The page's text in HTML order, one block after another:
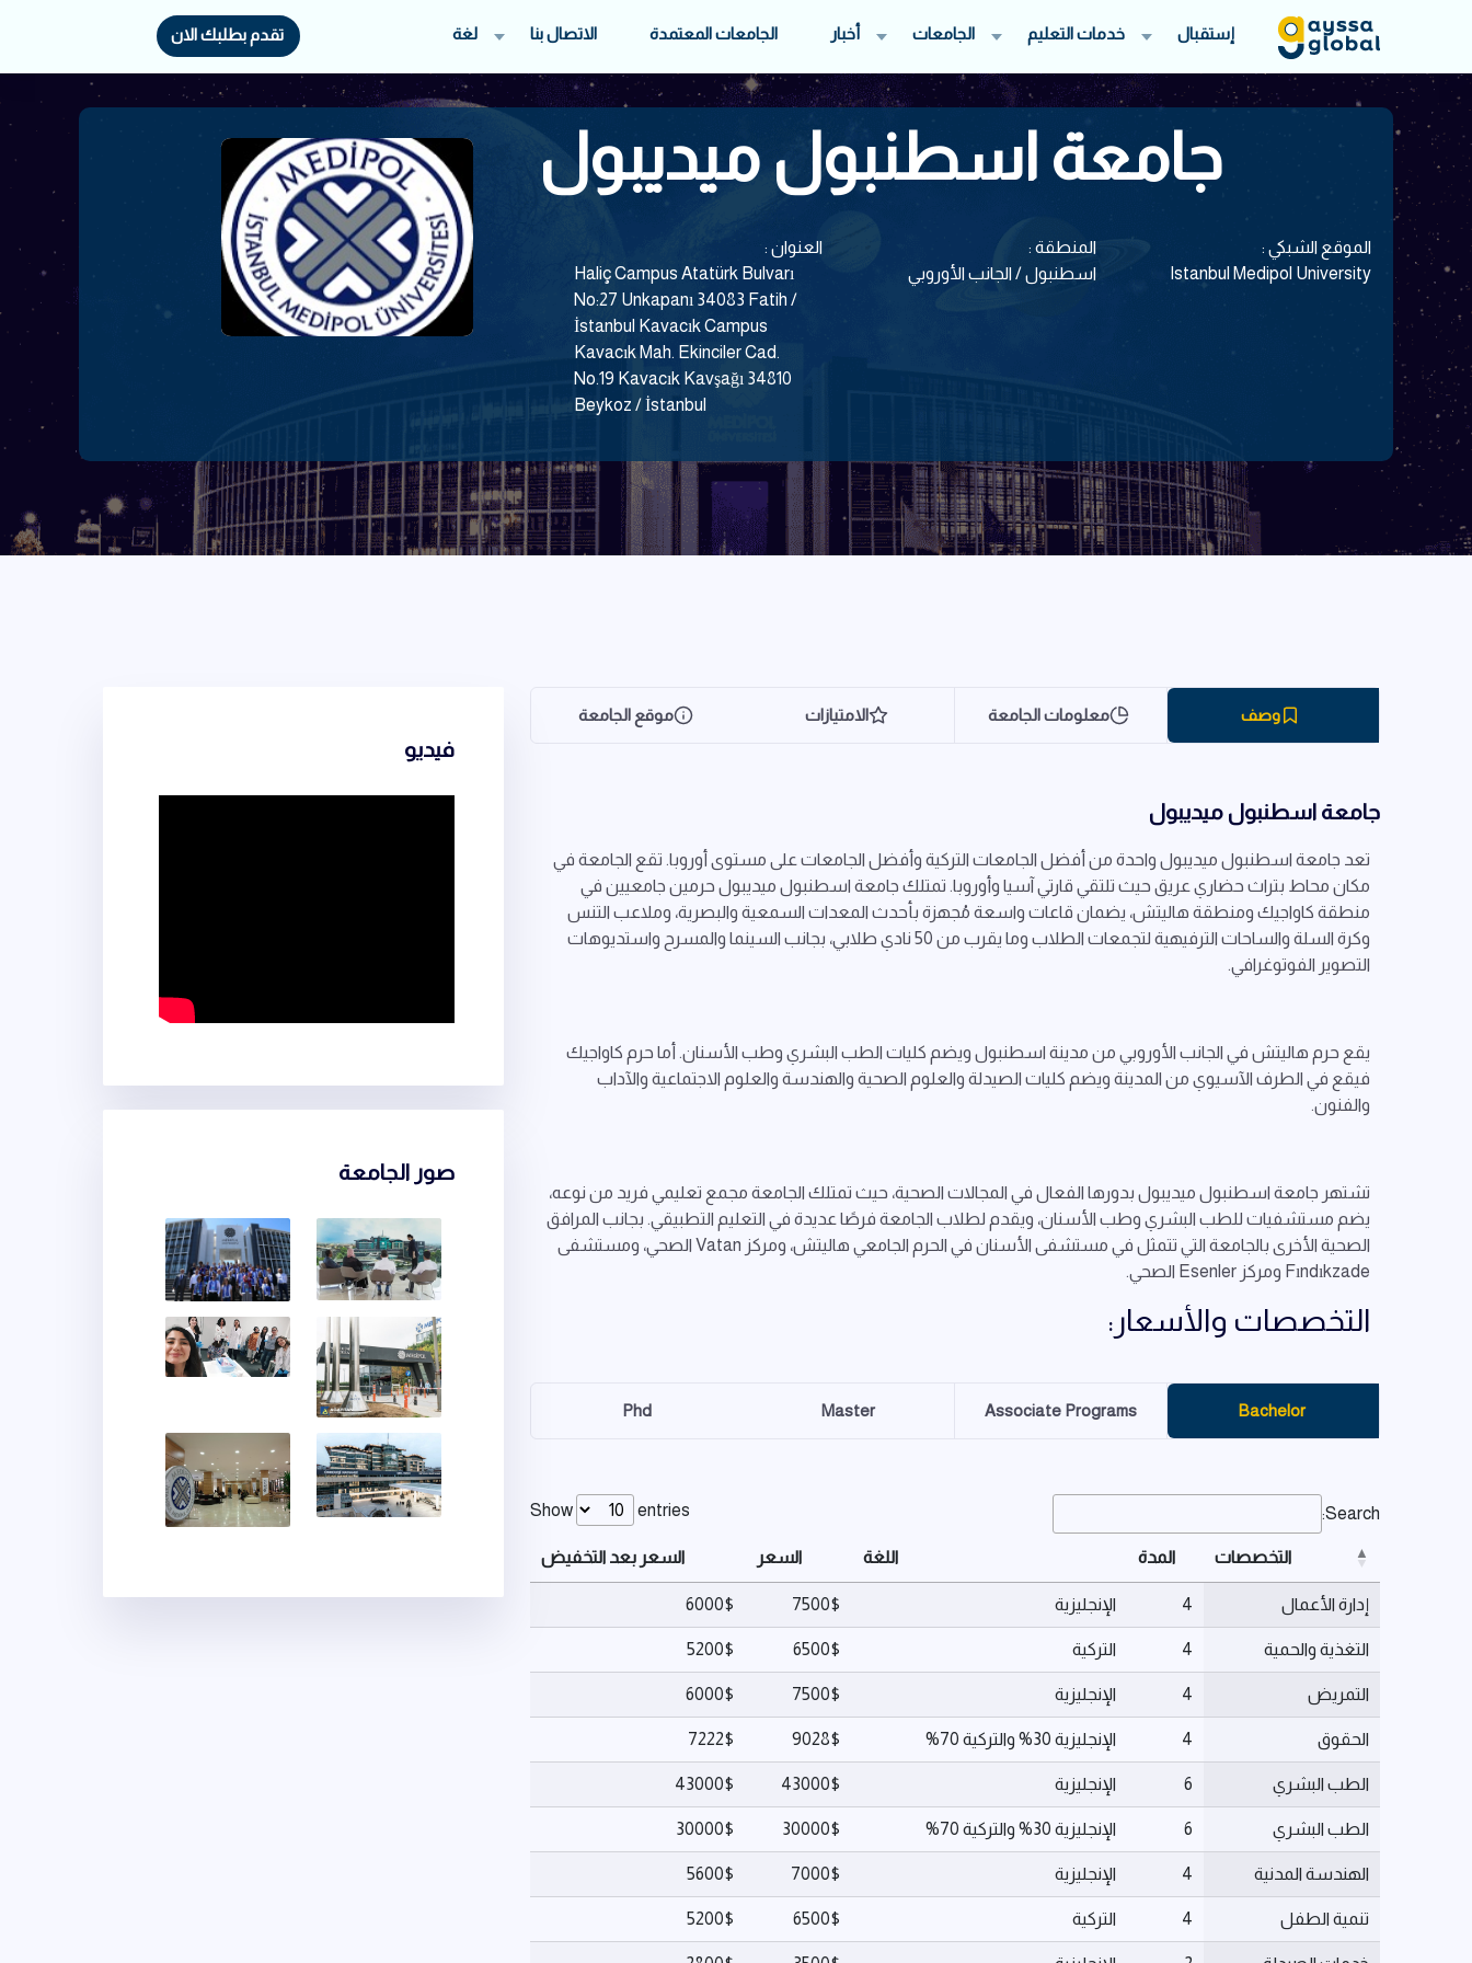
إستقبال خدمات التعليم الجامعات أخبار الجامعات المعتمدة الاتصال بنا لغة تقدم بطلبك الان
جامعة اسطنبول ميديبول
الموقع الشبكي :
Istanbul Medipol University
المنطقة :
اسطنبول / الجانب الأوروبي
العنوان :
Haliç Campus Atatürk Bulvarı
No:27 Unkapanı 34083 Fatih /
İstanbul Kavacık Campus
Kavacık Mah. Ekinciler Cad.
No.19 Kavacık Kavşağı 34810
Beykoz / İstanbul
وصف معلومات الجامعة الامتيازات موقع الجامعة
جامعة اسطنبول ميديبول
تعد جامعة اسطنبول ميديبول واحدة من أفضل الجامعات التركية وأفضل الجامعات على مستوى أوروبا. تقع الجامعة في
مكان محاط بتراث حضاري عريق حيث تلتقي قارتي آسيا وأوروبا. تمتلك جامعة اسطنبول ميديبول حرمين جامعيين في
منطقة كاواجيك ومنطقة هاليتش، يضمان قاعات واسعة مُجهزة بأحدث المعدات السمعية والبصرية، وملاعب التنس
وكرة السلة والساحات الترفيهية لتجمعات الطلاب وما يقرب من 50 نادي طلابي، بجانب السينما والمسرح واستديوهات
التصوير الفوتوغرافي.
يقع حرم هاليتش في الجانب الأوروبي من مدينة اسطنبول ويضم كليات الطب البشري وطب الأسنان. أما حرم كاواجيك
فيقع في الطرف الآسيوي من المدينة ويضم كليات الصيدلة والعلوم الصحية والهندسة والعلوم الاجتماعية والآداب
والفنون.
تشتهر جامعة اسطنبول ميديبول بدورها الفعال في المجالات الصحية، حيث تمتلك الجامعة مجمع تعليمي فريد من نوعه،
يضم مستشفيات للطب البشري وطب الأسنان، ويقدم لطلاب الجامعة فرصًا عديدة في التعليم التطبيقي. بجانب المرافق
الصحية الأخرى بالجامعة التي تتمثل في مستشفى الأسنان في الحرم الجامعي هاليتش، ومركز Vatan الصحي، ومستشفى
Fındıkzade ومركز Esenler الصحي.
التخصصات والأسعار:
Bachelor
Associate Programs
Master
Phd
Show entries Search:
التخصصات المدة اللغة السعر السعر بعد التخفيض
إدارة الأعمال 4 الإنجليزية 7500$
6000$
التغذية والحمية 4 التركية 6500$
5200$
التمريض 4 الإنجليزية 7500$
6000$
الحقوق 4 الإنجليزية 30% والتركية 70% 9028$
7222$
الطب البشري 6 الإنجليزية 43000$
43000$
الطب البشري 6 الإنجليزية 30% والتركية 70% 30000$
30000$
الهندسة المدنية 4 الإنجليزية 7000$
5600$
تنمية الطفل 4 التركية 6500$
5200$
فيديو
صور الجامعة